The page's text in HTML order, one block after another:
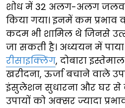
शोध में 32 अलग-अलग
किया गया। इनमें कम
कदम भी शामिल थे जिनसे
जा सकती है। अध्ययन में
रीसाइक्लिंग, दोबारा
खरीदना, ऊर्जा बचाने वाले
इंसुलेशन सुधारना और घर
उपायों को अक्सर ज्यादा